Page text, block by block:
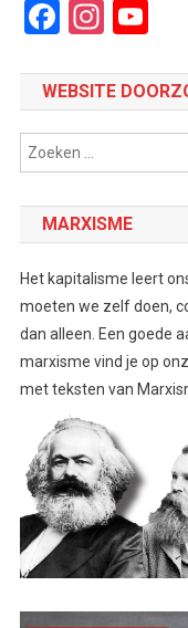
Facebook
WEBSITE
MARXISME
Het kapitalisme leert
moeten we zelf doen,
dan alleen. Een goede
marxisme vind je op
met teksten van